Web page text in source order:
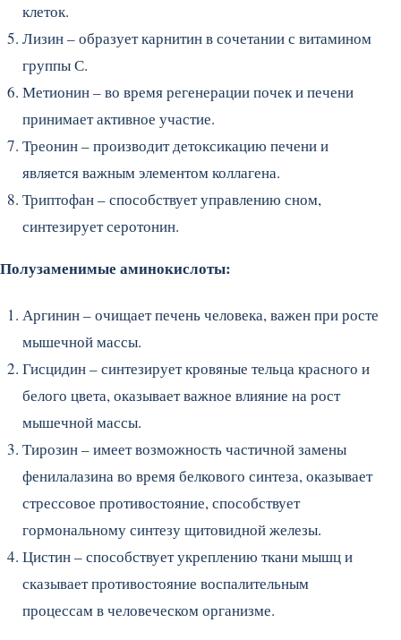
клеток.
Лизин – образует карнитин в сочетании с витамином
группы С.
Метионин – во время регенерации почек и печени
принимает активное участие.
Треонин – производит детоксикацию печени и
является важным элементом коллагена.
Триптофан – способствует управлению сном,
синтезирует серотонин.
Полузаменимые аминокислоты:
Аргинин – очищает печень человека, важен при росте
мышечной массы.
Гисцидин – синтезирует кровяные тельца красного и
белого цвета, оказывает важное влияние на рост
мышечной массы.
Тирозин – имеет возможность частичной замены
фенилалазина во время белкового синтеза, оказывает
стрессовое противостояние, способствует
гормональному синтезу щитовидной железы.
Цистин – способствует укреплению ткани мышц и
сказывает противостояние воспалительным
процессам в человеческом организме.